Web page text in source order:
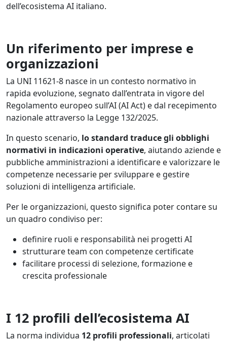
dell’ecosistema AI italiano.
Un riferimento per imprese e
organizzazioni
La UNI 11621-8 nasce in un contesto normativo in
rapida evoluzione, segnato dall’entrata in vigore del
Regolamento europeo sull’AI (AI Act) e dal recepimento
nazionale attraverso la Legge 132/2025.
In questo scenario, lo standard traduce gli obblighi
normativi in indicazioni operative, aiutando aziende e
pubbliche amministrazioni a identificare e valorizzare le
competenze necessarie per sviluppare e gestire
soluzioni di intelligenza artificiale.
Per le organizzazioni, questo significa poter contare su
un quadro condiviso per:
definire ruoli e responsabilità nei progetti AI
strutturare team con competenze certificate
facilitare processi di selezione, formazione e
crescita professionale
I 12 profili dell’ecosistema AI
La norma individua 12 profili professionali, articolati